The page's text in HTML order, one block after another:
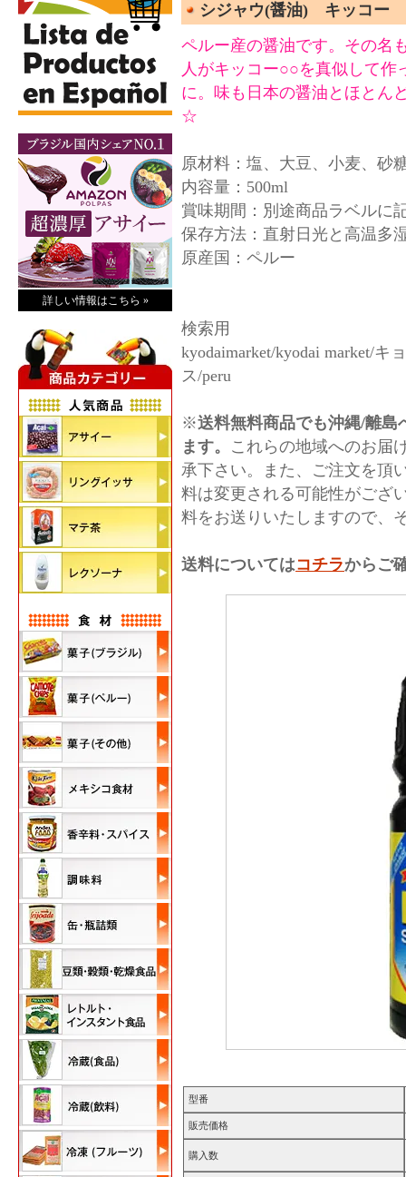
詳しい情報はこちら »
シジャウ(醤油) キッコー
ペルー産の醤油です。その名
人がキッコー○○を真似して作
に。味も日本の醤油とほとん
☆
原材料：塩、大豆、小麦、砂
内容量：500ml
賞味期間：別途商品ラベルに
保存方法：直射日光と高温多
原産国：ペルー
検索用
kyodaimarket/kyodai market/キ
ス/peru
※送料無料商品でも沖縄/離島
ます。 これらの地域へのお届
承下さい。また、ご注文を頂
料は変更される可能性がござ
料をお送りいたしますので、
送料についてはコチラからご
型番
販売価格
購入数